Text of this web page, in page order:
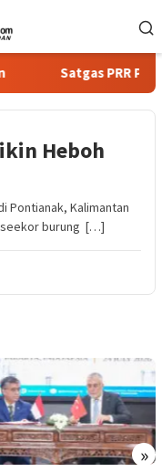
Satgas PRR Pacu
Heboh
Pontianak, Kalimantan
seekor burung […]
»